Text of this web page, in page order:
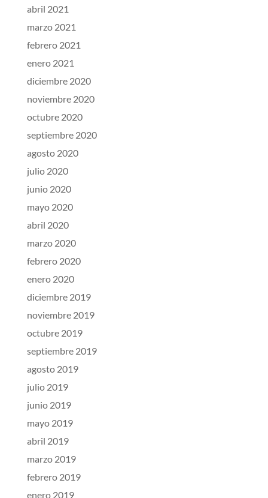
abril 2021
marzo 2021
febrero 2021
enero 2021
diciembre 2020
noviembre 2020
octubre 2020
septiembre 2020
agosto 2020
julio 2020
junio 2020
mayo 2020
abril 2020
marzo 2020
febrero 2020
enero 2020
diciembre 2019
noviembre 2019
octubre 2019
septiembre 2019
agosto 2019
julio 2019
junio 2019
mayo 2019
abril 2019
marzo 2019
febrero 2019
enero 2019